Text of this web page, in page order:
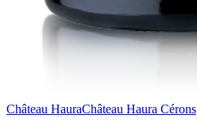
Château HauraChâteau Haura Cérons